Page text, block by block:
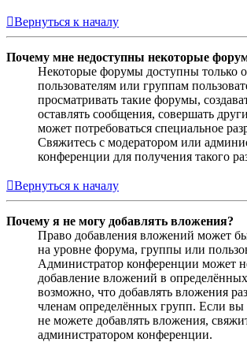
Вернуться к началу
Почему мне недоступны некоторые
Некоторые форумы доступны только
пользователям или группам
просматривать такие форумы,
оставлять сообщения, совершать
может потребоваться специальное
Свяжитесь с модератором или
конференции для получения такого
Вернуться к началу
Почему я не могу добавлять вложения?
Право добавления вложений может
на уровне форума, группы или
Администратор конференции может
добавление вложений в
возможно, что добавлять вложения
членам определённых групп. Если вы
не можете добавлять вложения,
администратором конференции.